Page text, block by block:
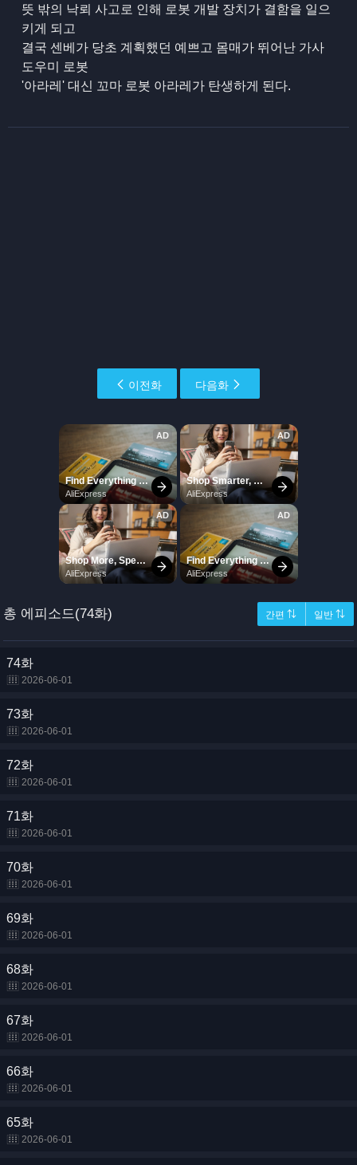
뜻 밖의 낙뢰 사고로 인해 로봇 개발 장치가 결함을 일으
키게 되고
결국 센베가 당초 계획했던 예쁘고 몸매가 뛰어난 가사
도우미 로봇
'아라레' 대신 꼬마 로봇 아라레가 탄생하게 된다.
이전화 다음화
총 에피소드(74화) 간편 ⇅ 일반 ⇅
74화
2026-06-01
73화
2026-06-01
72화
2026-06-01
71화
2026-06-01
70화
2026-06-01
69화
2026-06-01
68화
2026-06-01
67화
2026-06-01
66화
2026-06-01
65화
2026-06-01